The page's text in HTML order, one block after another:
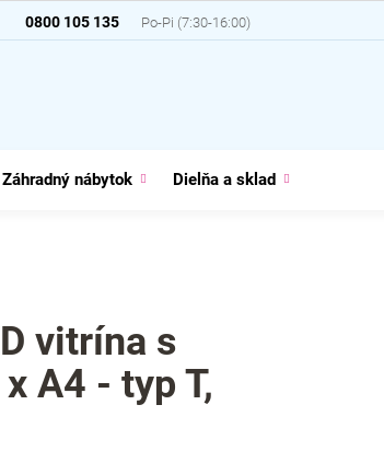
0800 105 135
Záhradný nábytok Dielňa a sklad
vitrína s
A4 - typ T,